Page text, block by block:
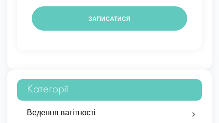
Категорії
Ведення вагітності